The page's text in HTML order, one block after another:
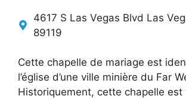
4617 S Las Vegas Blvd Las
89119
Cette chapelle de mariage est
l’église d’une ville minière du Far
Historiquement, cette chapelle est